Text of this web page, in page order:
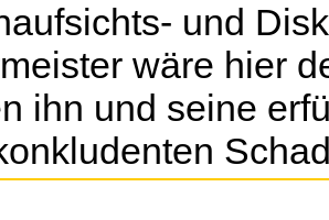
und
wäre hier
ihn und seine